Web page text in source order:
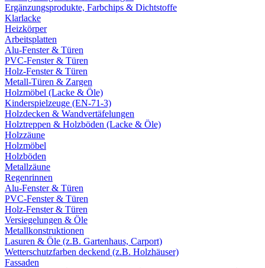
Ergänzungsprodukte, Farbchips & Dichtstoffe
Klarlacke
Heizkörper
Arbeitsplatten
Alu-Fenster & Türen
PVC-Fenster & Türen
Holz-Fenster & Türen
Metall-Türen & Zargen
Holzmöbel (Lacke & Öle)
Kinderspielzeuge (EN-71-3)
Holzdecken & Wandvertäfelungen
Holztreppen & Holzböden (Lacke & Öle)
Holzzäune
Holzmöbel
Holzböden
Metallzäune
Regenrinnen
Alu-Fenster & Türen
PVC-Fenster & Türen
Holz-Fenster & Türen
Versiegelungen & Öle
Metallkonstruktionen
Lasuren & Öle (z.B. Gartenhaus, Carport)
Wetterschutzfarben deckend (z.B. Holzhäuser)
Fassaden